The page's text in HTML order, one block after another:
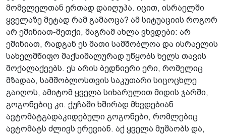
მომვლელთან ერთად დაიღუპა. იცით, ისრაელში
ყველაზე მეტად რამ გამაოცა? ამ სიტუაციის როგორ
არ ეშინიათ-მეთქი, მაგრამ ახლა ვხვდები: არ
ეშინიათ, რადგან ეს მათი სამშობლოა და ისრაელის
სახელმწიფო მაქსიმალურად უწყობს ხელს თავის
მოქალაქეებს. ეს არის ბედნიერი ერი, რომელიც
მზადაა, სამშობლოსთვის საკუთარი სიცოცხლე
გაიღოს, ამიტომ ყველა სიხარულით მიდის ჯარში,
გოგონებიც კი. ქუჩაში ხშირად მხვდებიან
ავტომატგადაკიდებული გოგონები, რომლებიც
ავტომატს ძლივს ერევიან. აქ ყველა მუშაობს და,